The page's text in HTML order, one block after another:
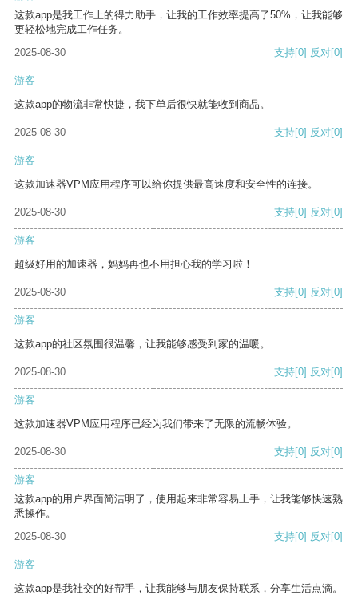
这款app是我工作上的得力助手，让我的工作效率提高了50%，让我能够
更轻松地完成工作任务。
2025-08-30
支持[0] 反对[0]
游客
这款app的物流非常快捷，我下单后很快就能收到商品。
2025-08-30 支持[0] 反对[0]
游客
这款加速器VPM应用程序可以给你提供最高速度和安全性的连接。
2025-08-30 支持[0] 反对[0]
游客
超级好用的加速器，妈妈再也不用担心我的学习啦！
2025-08-30 支持[0] 反对[0]
游客
这款app的社区氛围很温馨，让我能够感受到家的温暖。
2025-08-30 支持[0] 反对[0]
游客
这款加速器VPM应用程序已经为我们带来了无限的流畅体验。
2025-08-30 支持[0] 反对[0]
游客
这款app的用户界面简洁明了，使用起来非常容易上手，让我能够快速熟
悉操作。
2025-08-30
支持[0] 反对[0]
游客
这款app是我社交的好帮手，让我能够与朋友保持联系，分享生活点滴。